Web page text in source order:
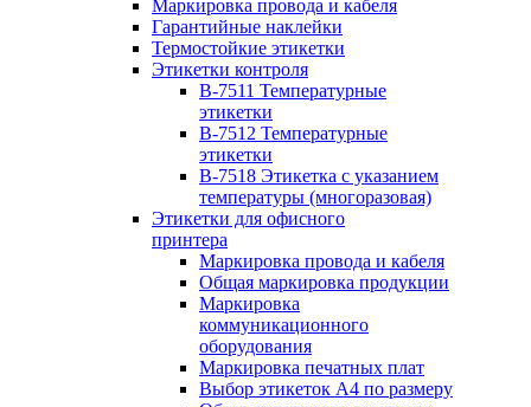
Маркировка провода и кабеля
Гарантийные наклейки
Термостойкие этикетки
Этикетки контроля
B-7511 Температурные
этикетки
B-7512 Температурные
этикетки
B-7518 Этикетка с указанием
температуры (многоразовая)
Этикетки для офисного
принтера
Маркировка провода и кабеля
Общая маркировка продукции
Маркировка
коммуникационного
оборудования
Маркировка печатных плат
Выбор этикеток А4 по размеру